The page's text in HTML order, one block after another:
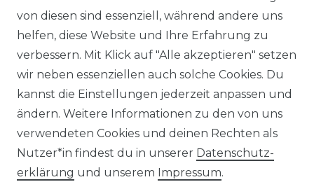
von diesen sind essenziell, während andere uns
helfen, diese Website und Ihre Erfahrung zu
verbessern. Mit Klick auf "Alle akzeptieren" setzen
wir neben essenziellen auch solche Cookies. Du
kannst die Einstellungen jederzeit anpassen und
ändern. Weitere Informationen zu den von uns
verwendeten Cookies und deinen Rechten als
Nutzer*in findest du in unserer Daten­schutz­
erklärung und unserem Impressum.
Impressum Daten­schutz­erklärung AGB
Barrierefreiheitserklärung Widerrufs­recht